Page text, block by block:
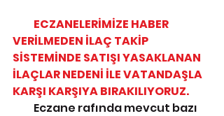
VERİLMEDEN İLAÇ TAKİP
SİSTEMİNDE SATIŞI YASAKLANAN
İLAÇLAR NEDENİ İLE VATANDAŞLA
KARŞI KARŞIYA BIRAKILIYORUZ.